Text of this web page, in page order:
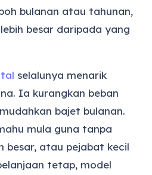
bulanan atau tahunan,
besar daripada yang
selalunya menarik
Ia kurangkan beban
bajet bulanan.
mula guna tanpa
besar, atau pejabat kecil
tetap, model